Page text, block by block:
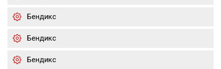
Бендикс
Бендикс
Бендикс